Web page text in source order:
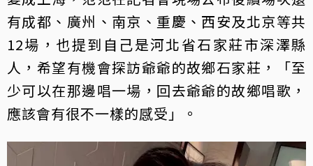
有成都、廣州、南京、重慶、西安及北京等共
12場，也提到自己是河北省石家莊市深澤縣
人，希望有機會探訪爺爺的故鄉石家莊，「至
少可以在那邊唱一場，回去爺爺的故鄉唱歌，
應該會有很不一樣的感受」。